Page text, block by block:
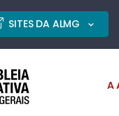
SITES DA ALMG
A